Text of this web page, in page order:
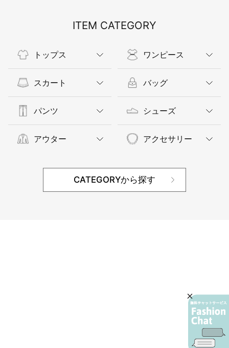
ITEM CATEGORY
トップス
スカート
パンツ
アウター
ワンピース
バッグ
シューズ
アクセサリー
CATEGORYから探す